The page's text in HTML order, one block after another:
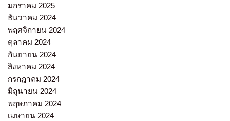
มกราคม 2025
ธันวาคม 2024
พฤศจิกายน 2024
ตุลาคม 2024
กันยายน 2024
สิงหาคม 2024
กรกฎาคม 2024
มิถุนายน 2024
พฤษภาคม 2024
เมษายน 2024